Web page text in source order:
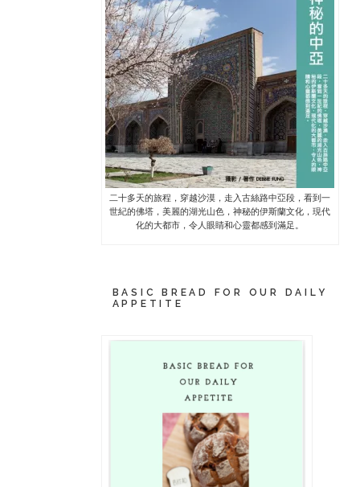
二十多天的旅程，穿越沙漠，走入古絲路中亞段，看到一
世紀的佛塔，美麗的湖光山色，神秘的伊斯蘭文化，現代
化的大都市，令人眼睛和心靈都感到滿足。
BASIC BREAD FOR OUR DAILY
APPETITE